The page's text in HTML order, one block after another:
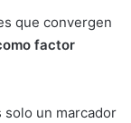
que convergen
factor
solo un marcador